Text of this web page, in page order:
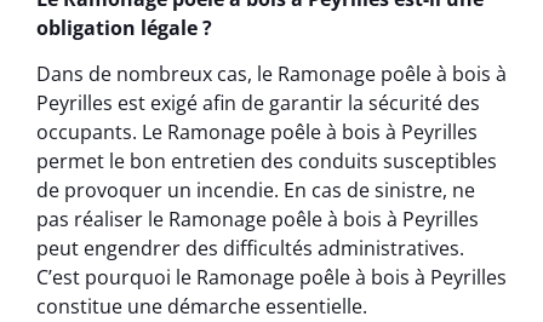
obligation légale ?
Dans de nombreux cas, le Ramonage poêle à bois à
Peyrilles est exigé afin de garantir la sécurité des
occupants. Le Ramonage poêle à bois à Peyrilles
permet le bon entretien des conduits susceptibles
de provoquer un incendie. En cas de sinistre, ne
pas réaliser le Ramonage poêle à bois à Peyrilles
peut engendrer des difficultés administratives.
C’est pourquoi le Ramonage poêle à bois à Peyrilles
constitue une démarche essentielle.